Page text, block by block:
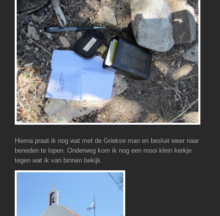
Hierna praat ik nog wat met de Griekse man en besluit weer naar
beneden te lopen. Onderweg kom ik nog een mooi klein kerkje
tegen wat ik van binnen bekijk.